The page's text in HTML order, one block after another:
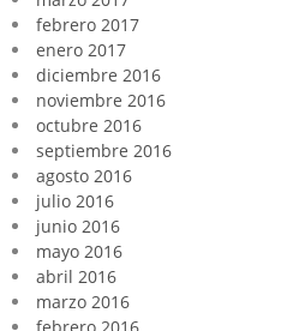
febrero 2017
enero 2017
diciembre 2016
noviembre 2016
octubre 2016
septiembre 2016
agosto 2016
julio 2016
junio 2016
mayo 2016
abril 2016
marzo 2016